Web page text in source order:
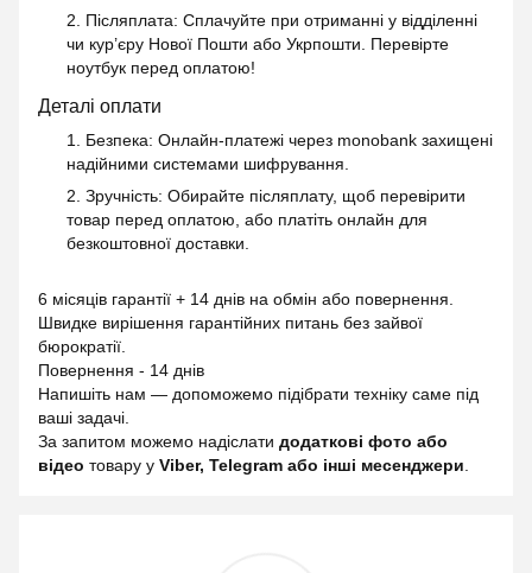
2. Післяплата: Сплачуйте при отриманні у відділенні
чи кур’єру Нової Пошти або Укрпошти. Перевірте
ноутбук перед оплатою!
Деталі оплати
1. Безпека: Онлайн-платежі через monobank захищені
надійними системами шифрування.
2. Зручність: Обирайте післяплату, щоб перевірити
товар перед оплатою, або платіть онлайн для
безкоштовної доставки.
6 місяців гарантії + 14 днів на обмін або повернення.
Швидке вирішення гарантійних питань без зайвої
бюрократії.
Повернення - 14 днів
Напишіть нам — допоможемо підібрати техніку саме під
ваші задачі.
За запитом можемо надіслати додаткові фото або
відео товару у Viber, Telegram або інші месенджери